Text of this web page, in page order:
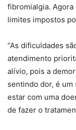
fibromialgia.
limites impostos
“As dificuldades
atendimento
alívio, pois a
sentindo dor, é
estar com uma
de fazer o